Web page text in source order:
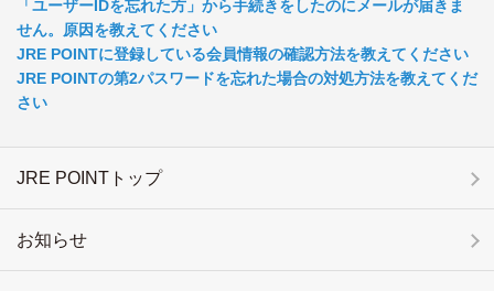
「ユーザーIDを忘れた方」から手続きをしたのにメールが届きま
せん。原因を教えてください
JRE POINTに登録している会員情報の確認方法を教えてください
JRE POINTの第2パスワードを忘れた場合の対処方法を教えてくだ
さい
JRE POINTトップ
お知らせ